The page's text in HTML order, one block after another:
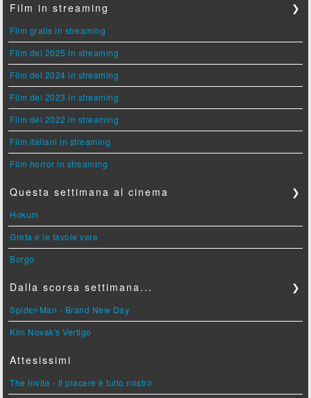
Film in streaming ❯
Film gratis in streaming
Film del 2025 in streaming
Film del 2024 in streaming
Film del 2023 in streaming
Film del 2022 in streaming
Film italiani in streaming
Film horror in streaming
Questa settimana al cinema ❯
Hokum
Greta e le favole vere
Borgo
Dalla scorsa settimana... ❯
Spider-Man - Brand New Day
Kim Novak's Vertigo
Attesissimi
The Invite - Il piacere è tutto nostro